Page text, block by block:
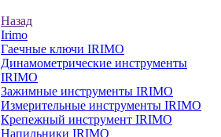
Назад
Irimo
Гаечные ключи IRIMO
Динамометрические инструменты
IRIMO
Зажимные инструменты IRIMO
Измерительные инструменты IRIMO
Крепежный инструмент IRIMO
Напильники IRIMO